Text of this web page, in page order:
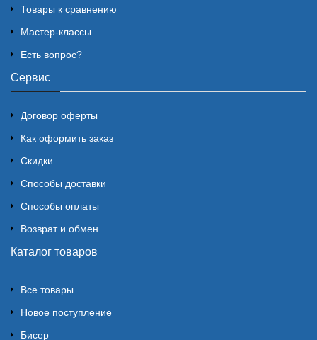
Товары к сравнению
Мастер-классы
Есть вопрос?
Сервис
Договор оферты
Как оформить заказ
Скидки
Способы доставки
Способы оплаты
Возврат и обмен
Каталог товаров
Все товары
Новое поступление
Бисер